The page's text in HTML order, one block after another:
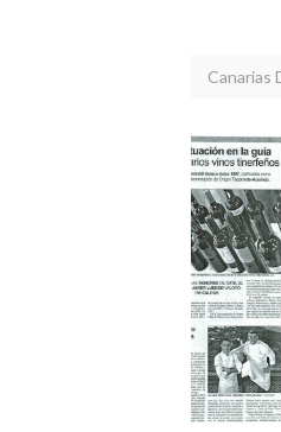
Canarias